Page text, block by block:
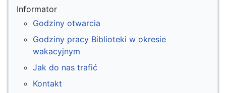
Informator
Godziny otwarcia
Godziny pracy Biblioteki w okresie
wakacyjnym
Jak do nas trafić
Kontakt